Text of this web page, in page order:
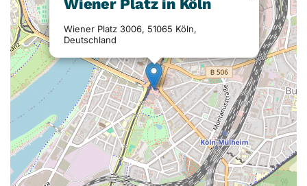
Wiener Platz in Köln
Wiener Platz 3006, 51065 Köln,
Deutschland